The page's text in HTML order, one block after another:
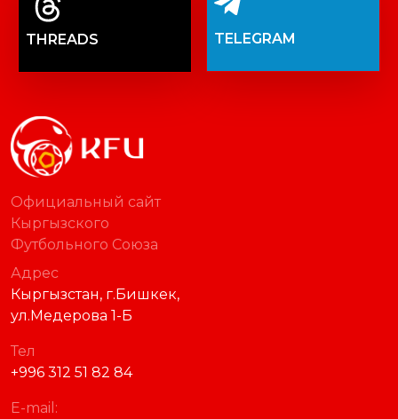
THREADS TELEGRAM
Официальный сайт
Кыргызского
Футбольного Союза
Адрес
Кыргызстан, г.Бишкек,
ул.Медерова 1-Б
Тел
+996 312 51 82 84
E-mail: